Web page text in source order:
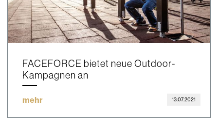
FACEFORCE bietet neue Outdoor-
Kampagnen an
mehr 13.07.2021